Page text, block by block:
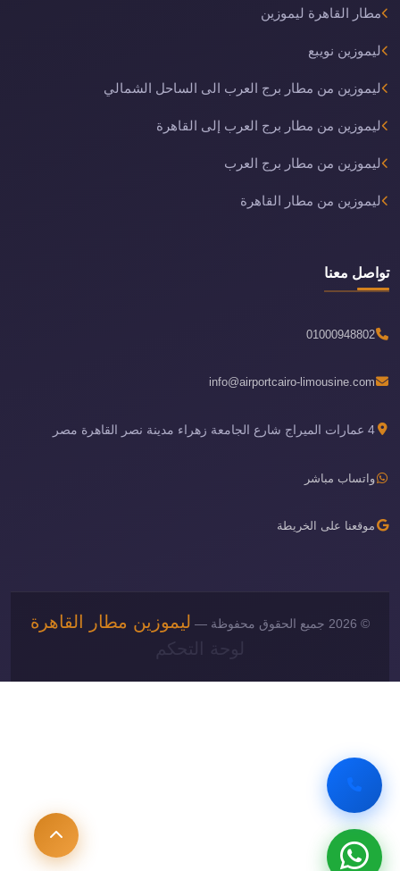
مطار القاهرة ليموزين
ليموزين نويبع
ليموزين من مطار برج العرب الى الساحل الشمالي
ليموزين من مطار برج العرب إلى القاهرة
ليموزين من مطار برج العرب
ليموزين من مطار القاهرة
تواصل معنا
01000948802
info@airportcairo-limousine.com
4 عمارات الميراج شارع الجامعة زهراء مدينة نصر القاهرة مصر
واتساب مباشر
موقعنا على الخريطة
© 2026 جميع الحقوق محفوظة —
ليموزين مطار القاهرة